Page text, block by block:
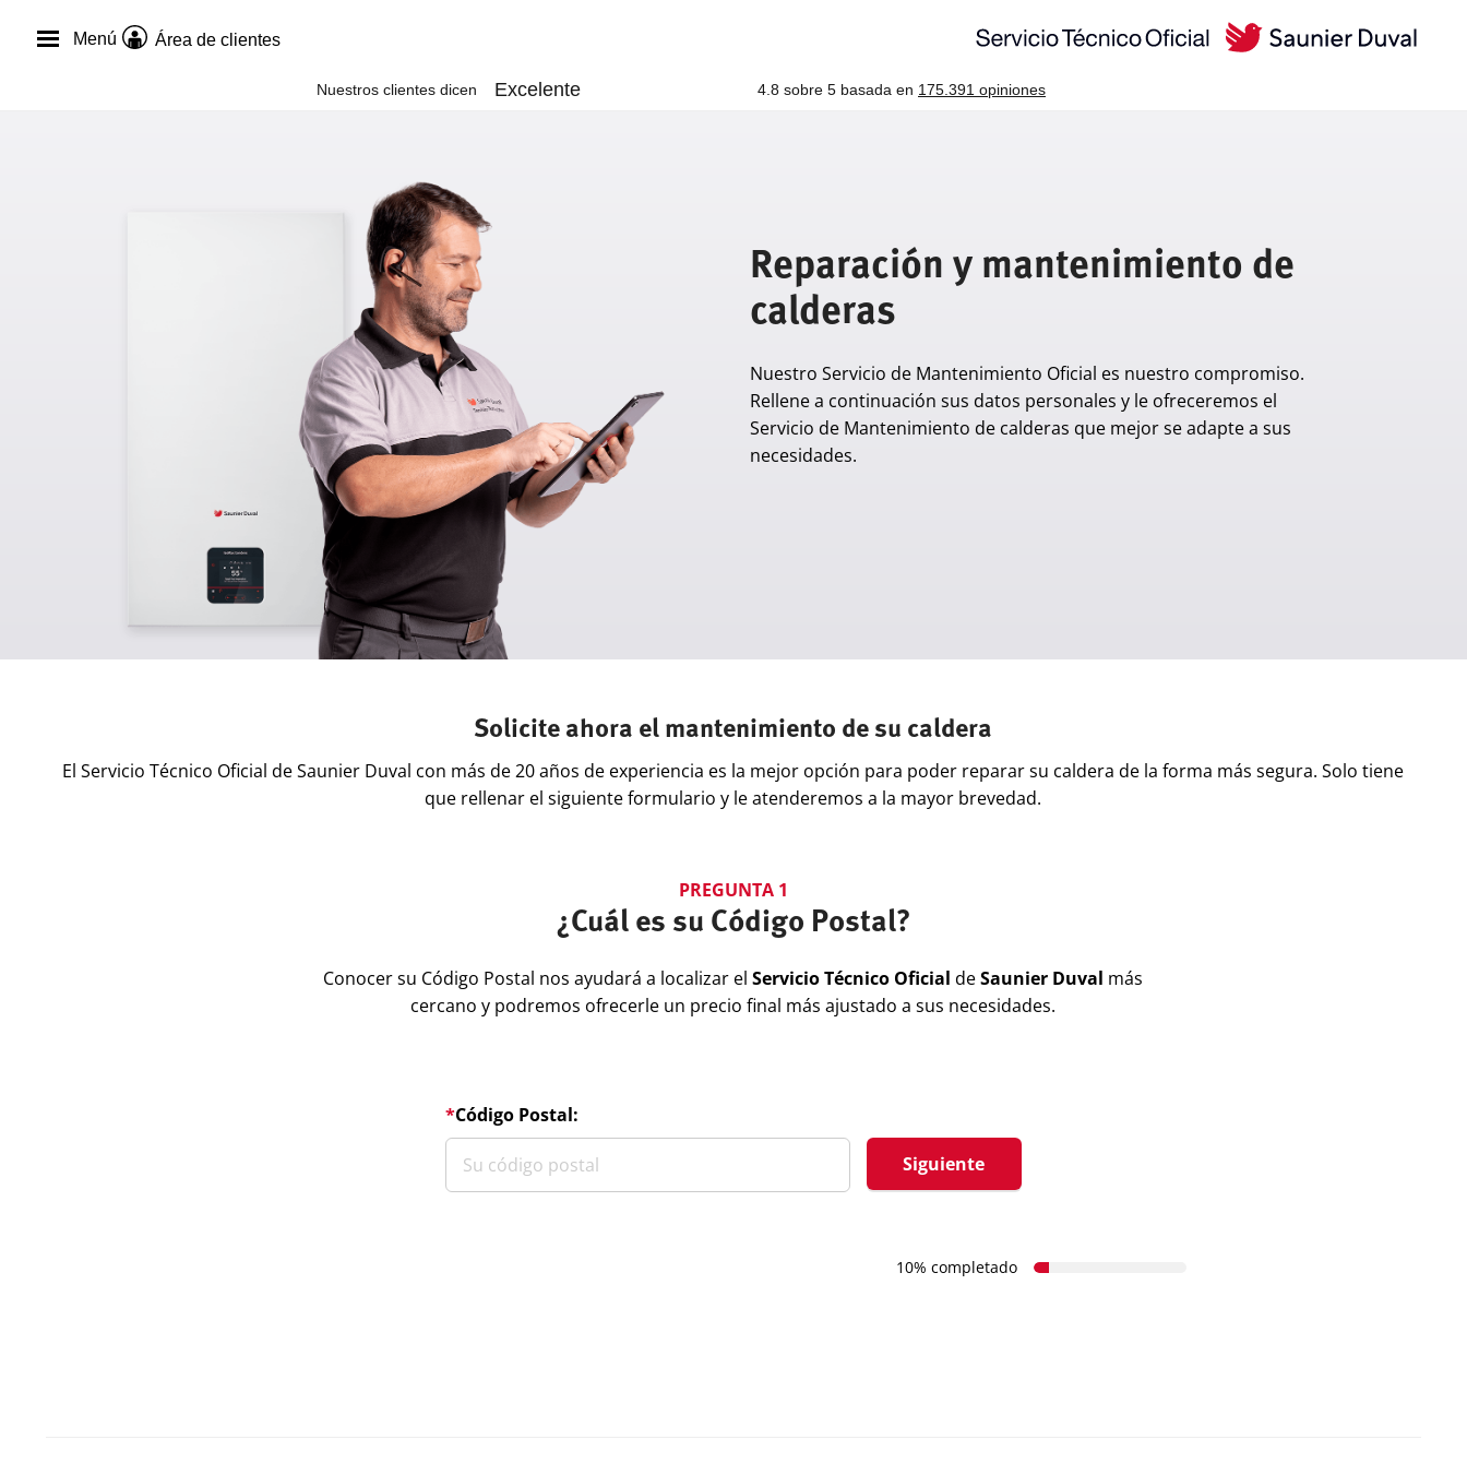
Menú Área de clientes
Reparación y mantenimiento de
calderas
Nuestro Servicio de Mantenimiento Oficial es nuestro compromiso.
Rellene a continuación sus datos personales y le ofreceremos el
Servicio de Mantenimiento de calderas que mejor se adapte a sus
necesidades.
Solicite ahora el mantenimiento de su caldera
El Servicio Técnico Oficial de Saunier Duval con más de 20 años de experiencia es la mejor opción para poder reparar su caldera de la forma más segura. Solo tiene
que rellenar el siguiente formulario y le atenderemos a la mayor brevedad.
PREGUNTA 1
¿Cuál es su Código Postal?
Conocer su Código Postal nos ayudará a localizar elServicio Técnico Oficial deSaunier Duval más
cercano y podremos ofrecerle un precio final más ajustado a sus necesidades.
Código Postal:
Siguiente
10% completado